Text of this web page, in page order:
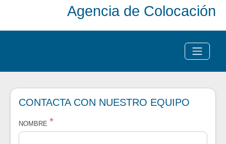
Agencia de Colocación
CONTACTA CON NUESTRO EQUIPO
NOMBRE